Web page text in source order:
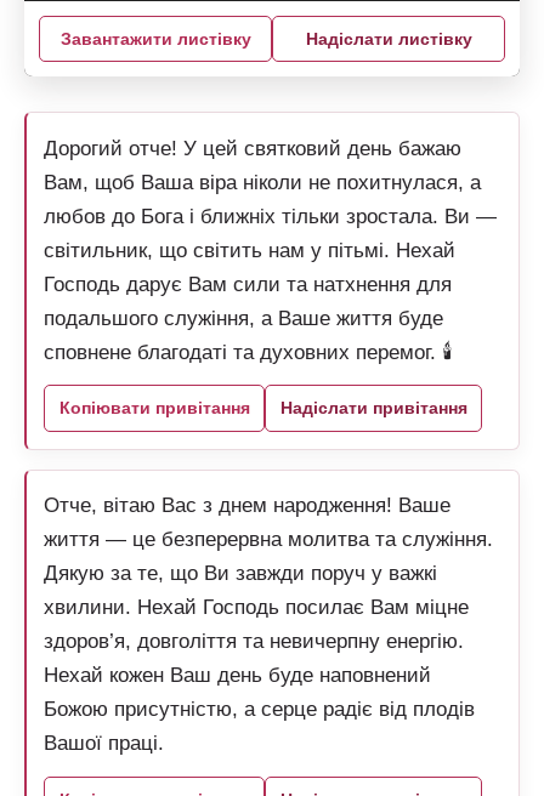
Завантажити листівку Надіслати листівку
Дорогий отче! У цей святковий день бажаю
Вам, щоб Ваша віра ніколи не похитнулася, а
любов до Бога і ближніх тільки зростала. Ви —
світильник, що світить нам у пітьмі. Нехай
Господь дарує Вам сили та натхнення для
подальшого служіння, а Ваше життя буде
сповнене благодаті та духовних перемог. 🕯️
Копіювати привітання Надіслати привітання
Отче, вітаю Вас з днем народження! Ваше
життя — це безперервна молитва та служіння.
Дякую за те, що Ви завжди поруч у важкі
хвилини. Нехай Господь посилає Вам міцне
здоров’я, довголіття та невичерпну енергію.
Нехай кожен Ваш день буде наповнений
Божою присутністю, а серце радіє від плодів
Вашої праці.